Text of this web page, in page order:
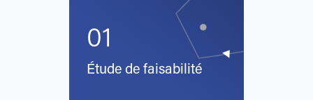
01
Étude de faisabilité